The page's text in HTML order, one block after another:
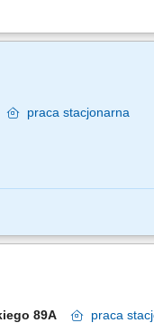
na dziale oraz
praca stacjonarna
na dziale oraz
89A praca